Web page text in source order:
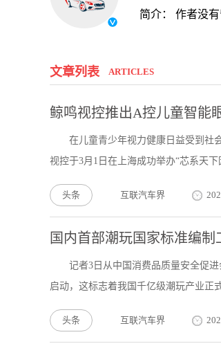
简介： 作者没有
文章列表 ARTICLES
鲸鸣视控推出A控儿童智能
在儿童青少年视力健康日益受到社
视控于3月1日在上海成功举办“芯系天
头条 互联汽车界
国内首部潮玩国家标准编制
记者3日从中国消费品质量安全促
启动，这标志着我国千亿级潮玩产业正
头条 互联汽车界